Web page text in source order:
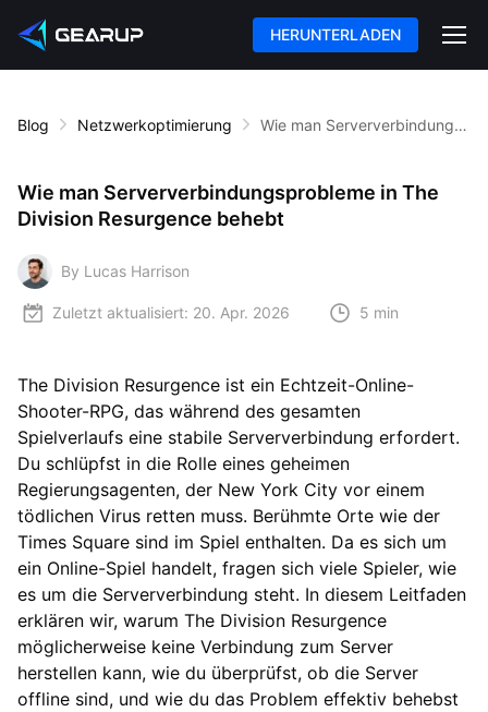
HERUNTERLADEN
Blog Netzwerkoptimierung Wie man Serververbindungsprobleme in The Division Resurgence behebt
Wie man Serververbindungsprobleme in The
Division Resurgence behebt
By Lucas Harrison
Zuletzt aktualisiert: 20. Apr. 2026 5 min
The Division Resurgence ist ein Echtzeit-Online-
Shooter-RPG, das während des gesamten
Spielverlaufs eine stabile Serververbindung erfordert.
Du schlüpfst in die Rolle eines geheimen
Regierungsagenten, der New York City vor einem
tödlichen Virus retten muss. Berühmte Orte wie der
Times Square sind im Spiel enthalten. Da es sich um
ein Online-Spiel handelt, fragen sich viele Spieler, wie
es um die Serververbindung steht. In diesem Leitfaden
erklären wir, warum The Division Resurgence
möglicherweise keine Verbindung zum Server
herstellen kann, wie du überprüfst, ob die Server
offline sind, und wie du das Problem effektiv behebst